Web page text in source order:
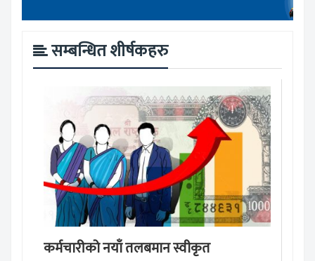
सम्बन्धित शीर्षकहरु
कर्मचारीको नयाँ तलबमान स्वीकृत